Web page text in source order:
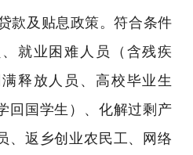
及贴息政策。符合条件
就业困难人员（含残疾
释放人员、高校毕业生
回国学生）、化解过剩产
、返乡创业农民工、网络